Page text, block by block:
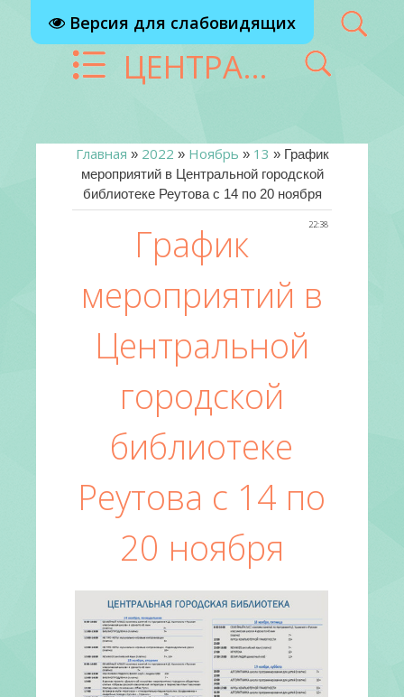
Версия для слабовидящих
ЦЕНТРАЛИЗОВАННАЯ БИБЛИОТЕЧНАЯ СИСТЕМА Г. РЕУТОВ
Главная » 2022 » Ноябрь » 13 » График
мероприятий в Центральной городской
библиотеке Реутова с 14 по 20 ноября
22:38
График
мероприятий в
Центральной
городской
библиотеке
Реутова с 14 по
20 ноября